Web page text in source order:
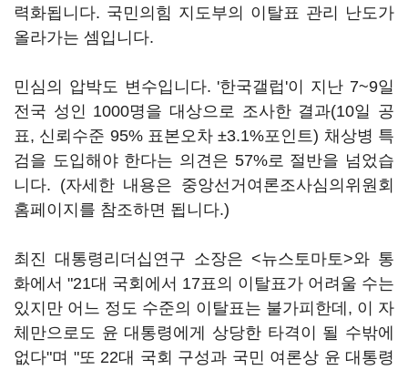
력화됩니다. 국민의힘 지도부의 이탈표 관리 난도가
올라가는 셈입니다.
민심의 압박도 변수입니다. '한국갤럽'이 지난 7~9일
전국 성인 1000명을 대상으로 조사한 결과(10일 공
표, 신뢰수준 95% 표본오차 ±3.1%포인트) 채상병 특
검을 도입해야 한다는 의견은 57%로 절반을 넘었습
니다. (자세한 내용은 중앙선거여론조사심의위원회
홈페이지를 참조하면 됩니다.)
최진 대통령리더십연구 소장은 <뉴스토마토>와 통
화에서 "21대 국회에서 17표의 이탈표가 어려울 수는
있지만 어느 정도 수준의 이탈표는 불가피한데, 이 자
체만으로도 윤 대통령에게 상당한 타격이 될 수밖에
없다"며 "또 22대 국회 구성과 국민 여론상 윤 대통령